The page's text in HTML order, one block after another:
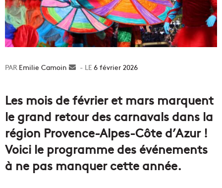
Emilie Camoin
Envoyer6 février 2026
Les mois de février et mars marquent
le grand retour des carnavals dans la
région Provence-Alpes-Côte d’Azur !
Voici le programme des événements
à ne pas manquer cette année.